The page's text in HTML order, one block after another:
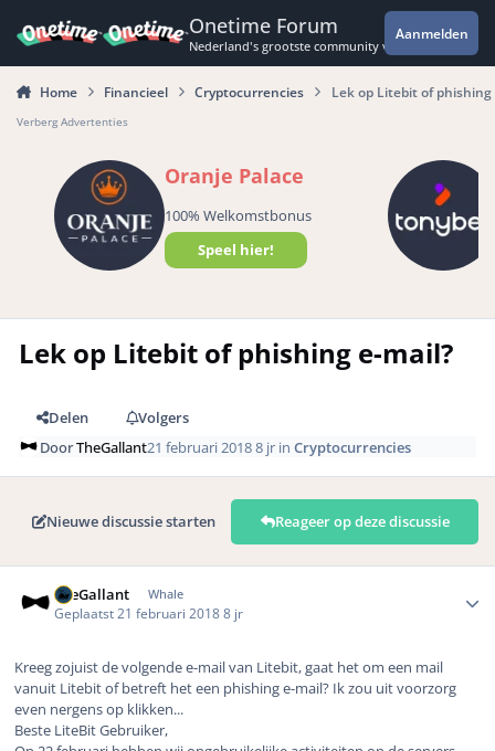
Onetime Forum
Nederland's grootste community voor de
Aanmelden
Home Financieel Cryptocurrencies Lek op Litebit of phishing
Verberg Advertenties
Oranje Palace
100% Welkomstbonus
Speel hier!
Lek op Litebit of phishing e-mail?
Delen
Volgers
DoorTheGallant21 februari 20188 jr inCryptocurrencies
Nieuwe discussie starten Reageer op deze discussie
TheGallant Whale
Geplaatst 21 februari 20188 jr
Kreeg zojuist de volgende e-mail van Litebit, gaat het om een mail
vanuit Litebit of betreft het een phishing e-mail? Ik zou uit voorzorg
even nergens op klikken...
Beste LiteBit Gebruiker,